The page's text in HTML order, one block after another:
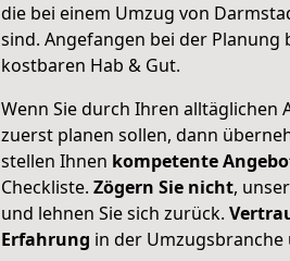
die bei einem Umzug von
sind. Angefangen bei der Planung
kostbaren Hab & Gut.
Wenn Sie durch Ihren alltäglichen
zuerst planen sollen, dann
stellen Ihnen kompetente
Checkliste. Zögern Sie nicht,
und lehnen Sie sich zurück.
Erfahrung in der Umzugsbranche